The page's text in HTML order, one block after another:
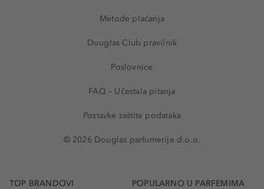
Metode plaćanja
Douglas Club pravilnik
Poslovnice
FAQ – Učestala pitanja
Postavke zaštite podataka
© 2026 Douglas parfumerije d.o.o.
TOP BRANDOVI POPULARNO U PARFEMIMA